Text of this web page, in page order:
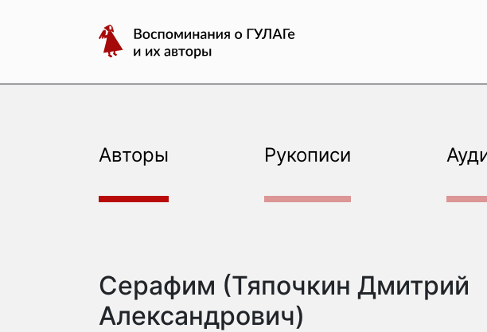
Воспоминания
о
и
Авторы Рукописи
Серафим (Тяпочкин Дмитрий
Александрович)